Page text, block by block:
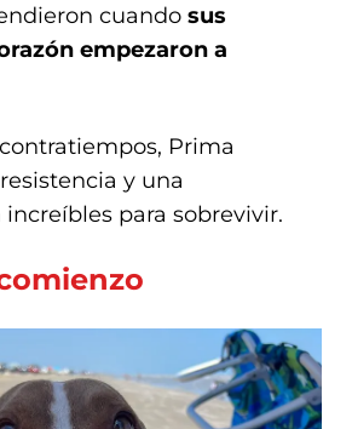
cuando sus
empezaron a
Prima
y una
para sobrevivir.